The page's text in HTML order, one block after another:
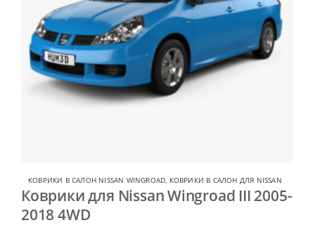
КОВРИКИ В САЛОН NISSAN WINGROAD КОВРИКИ В САЛОН ДЛЯ NISSAN
Коврики для Nissan Wingroad III 2005-
2018 4WD